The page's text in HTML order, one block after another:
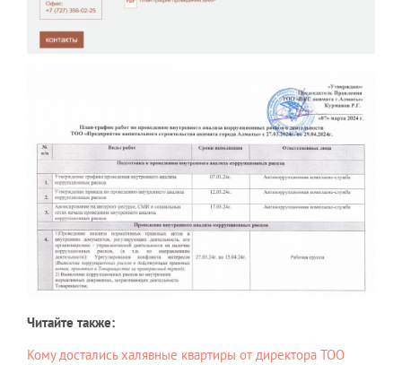
Читайте также:
Кому достались халявные квартиры от директора ТОО